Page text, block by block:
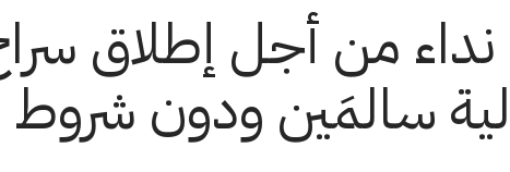
نداء من أجل إطلاق
سالمَين ودون شروط